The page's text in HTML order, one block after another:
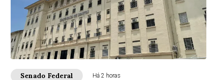
Senado Federal Há 2 horas